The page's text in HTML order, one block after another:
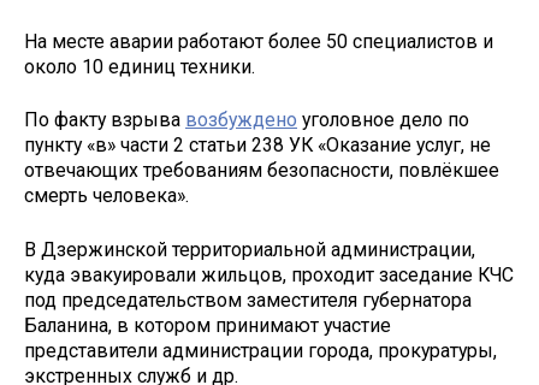
На месте аварии работают более 50 специалистов и
около 10 единиц техники.
По факту взрыва возбуждено уголовное дело по
пункту «в» части 2 статьи 238 УК «Оказание услуг, не
отвечающих требованиям безопасности, повлёкшее
смерть человека».
В Дзержинской территориальной администрации,
куда эвакуировали жильцов, проходит заседание КЧС
под председательством заместителя губернатора
Баланина, в котором принимают участие
представители администрации города, прокуратуры,
экстренных служб и др.